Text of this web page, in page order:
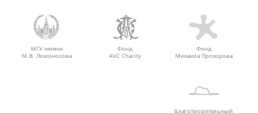
МГУ имени
М.В. Ломоносова
Фонд
AVC Charity
Фонд
Михаила Прохорова
Благотворительный